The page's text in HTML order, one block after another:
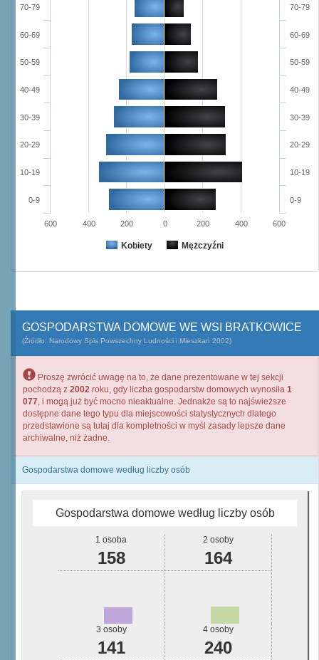
Kobiety Mężczyźni
0-9
10-19
20-29
30-39
40-49
50-59
60-69
70-79
0-9
10-19
20-29
30-39
40-49
50-59
60-69
70-79
400 200 0 200 400
600 600
GOSPODARSTWA DOMOWE WE WSI BRATKOWICE
(Źródło: Narodowy Spis Powszechny Ludności i Mieszkań 2002)
Proszę zwrócić uwagę na to, że dane prezentowane w tej sekcji
pochodzą z 2002 roku, gdy liczba gospodarstw domowych wynosiła 1
077, i mogą już być mocno nieaktualne. Jednakże są to najświeższe
dostępne dane tego typu dla miejscowości statystycznych dlatego
przedstawione są tutaj dla kompletności w myśl zasady lepsze dane
archiwalne, niż żadne.
Gospodarstwa domowe według liczby osób
Gospodarstwa domowe według liczby osób
1 osoba
158
2 osoby
164
3 osoby
141
4 osoby
240